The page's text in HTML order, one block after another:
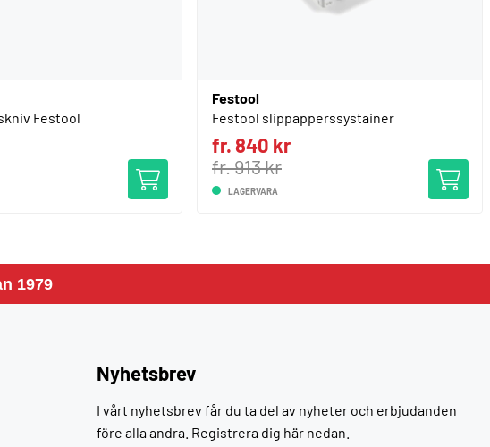
Festool
Festool
Festool slippapperssystainer
fr. 840 kr
fr. 913 kr
LAGERVARA
1979
Nyhetsbrev
I vårt nyhetsbrev får du ta del av nyheter och erbjudanden
före alla andra. Registrera dig här nedan.